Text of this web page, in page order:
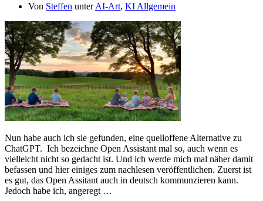
Von Steffen unterAI-Art, KI Allgemein
Nun habe auch ich sie gefunden, eine quelloffene Alternative zu
ChatGPT. Ich bezeichne Open Assistant mal so, auch wenn es
vielleicht nicht so gedacht ist. Und ich werde mich mal näher damit
befassen und hier einiges zum nachlesen veröffentlichen. Zuerst ist
es gut, das Open Assitant auch in deutsch kommunzieren kann.
Jedoch habe ich, angeregt …